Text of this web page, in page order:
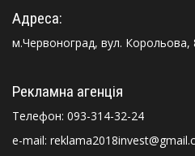
Адреса:
м.Червоноград, вул. Корольова,
Рекламна агенція
Телефон: 093-314-32-24
e-mail: